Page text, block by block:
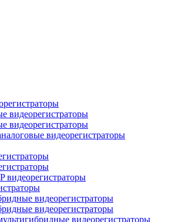
видеорегистраторы
видеорегистраторы
видеорегистраторы
видеорегистраторы
видеорегистраторы
видеорегистраторы
видеорегистраторы